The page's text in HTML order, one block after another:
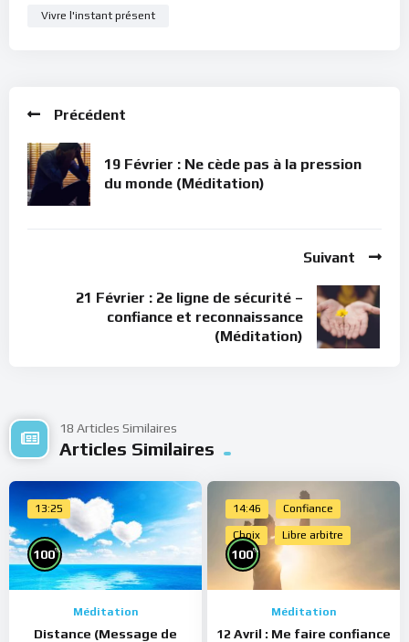
Vivre l'instant présent
Précédent
19 Février : Ne cède pas à la pression
du monde (Méditation)
Suivant
21 Février : 2e ligne de sécurité –
confiance et reconnaissance
(Méditation)
18 Articles Similaires
Articles Similaires
13:25
100%
Méditation
Distance (Message de
14:46 Confiance
Choix Libre arbitre
100%
Méditation
12 Avril : Me faire confiance